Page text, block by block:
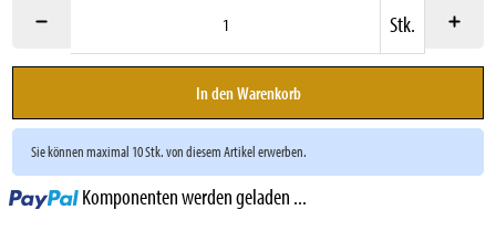
Stk.
In den Warenkorb
Sie können maximal 10 Stk. von diesem Artikel erwerben.
Loading... Komponenten werden geladen ...